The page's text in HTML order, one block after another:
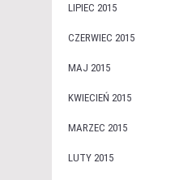
LIPIEC 2015
CZERWIEC 2015
MAJ 2015
KWIECIEŃ 2015
MARZEC 2015
LUTY 2015